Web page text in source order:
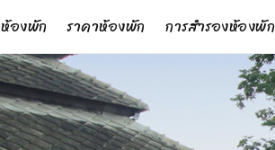
ห้องพัก ราคาห้องพัก การสำรองห้องพัก